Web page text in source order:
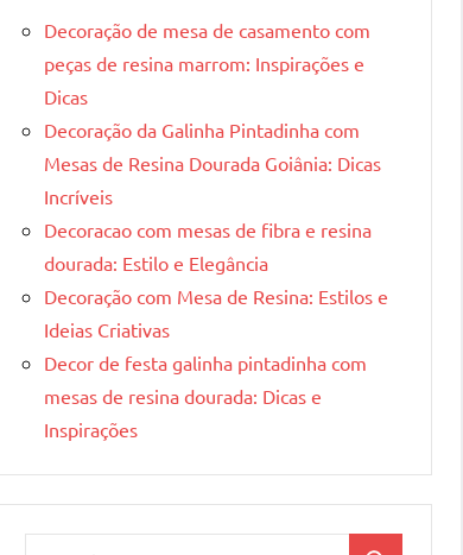
Decoração de mesa de casamento com
peças de resina marrom: Inspirações e
Dicas
Decoração da Galinha Pintadinha com
Mesas de Resina Dourada Goiânia: Dicas
Incríveis
Decoracao com mesas de fibra e resina
dourada: Estilo e Elegância
Decoração com Mesa de Resina: Estilos e
Ideias Criativas
Decor de festa galinha pintadinha com
mesas de resina dourada: Dicas e
Inspirações